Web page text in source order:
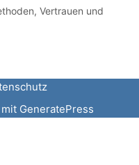
,Vertrauen und
GeneratePress